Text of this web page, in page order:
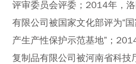
评审委员会评委；2014年，
有限公司被国家文化部评为“
产生产性保护示范基地”；
复制品有限公司被河南省科技